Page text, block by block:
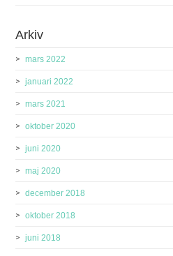
Arkiv
mars 2022
januari 2022
mars 2021
oktober 2020
juni 2020
maj 2020
december 2018
oktober 2018
juni 2018